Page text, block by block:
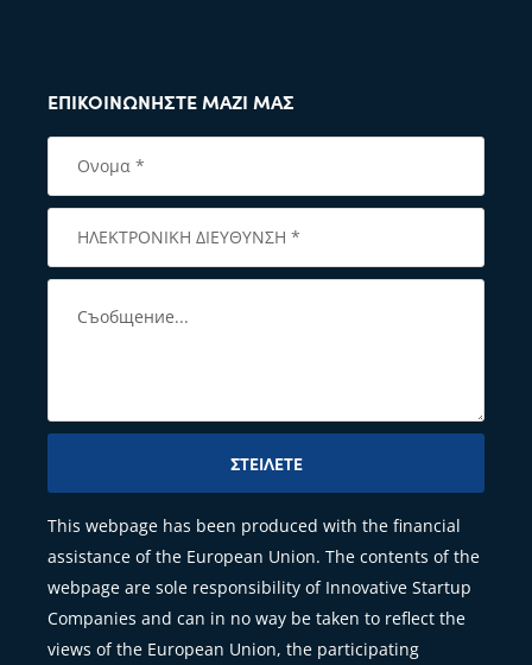
ΕΠΙΚΟΙΝΩΝΉΣΤΕ ΜΑΖΊ ΜΑΣ
ΣΤΕΊΛΕΤΕ
This webpage has been produced with the financial
assistance of the European Union. The contents of the
webpage are sole responsibility of Innovative Startup
Companies and can in no way be taken to reflect the
views of the European Union, the participating